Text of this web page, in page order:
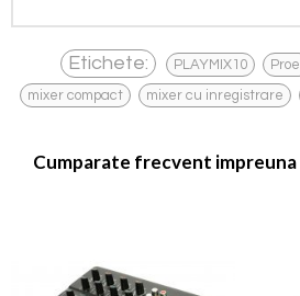
Etichete: PLAYMIX10 Proel
mixer compact , mixer cu inregistrare ,
Cumparate frecvent impreuna